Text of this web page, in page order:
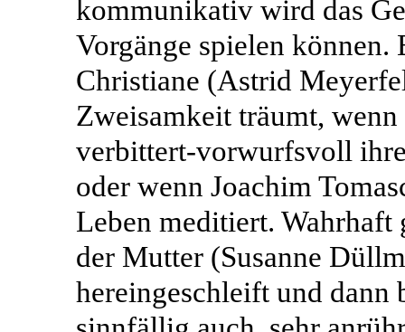
kommunikativ wird das
Vorgänge spielen können.
Christiane (Astrid
Zweisamkeit träumt,
verbittert-vorwurfsvoll
oder wenn Joachim
Leben meditiert. Wahrhaft
der Mutter (Susanne
hereingeschleift und dann